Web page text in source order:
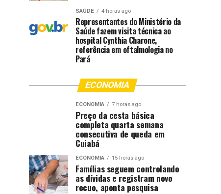
SAÚDE 4 horas ago
Representantes do Ministério da
Saúde fazem visita técnica ao
hospital Cynthia Charone,
referência em oftalmologia no
Pará
ECONOMIA
ECONOMIA 7 horas ago
Preço da cesta básica
completa quarta semana
consecutiva de queda em
Cuiabá
ECONOMIA 15 horas ago
Famílias seguem controlando
as dívidas e registram novo
recuo, aponta pesquisa